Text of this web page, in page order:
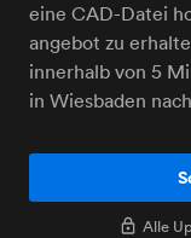
eine CAD-Datei
angebot zu
innerhalb von 5
in Wiesbaden
Alle